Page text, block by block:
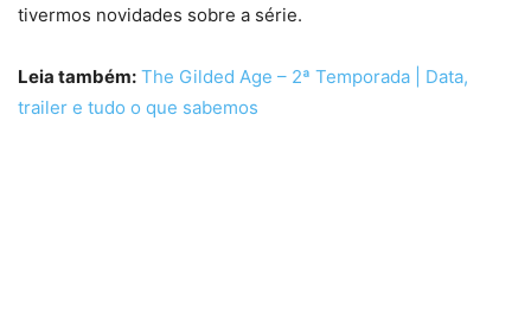
tivermos novidades sobre a série.
Leia também: The Gilded Age – 2ª Temporada | Data,
trailer e tudo o que sabemos